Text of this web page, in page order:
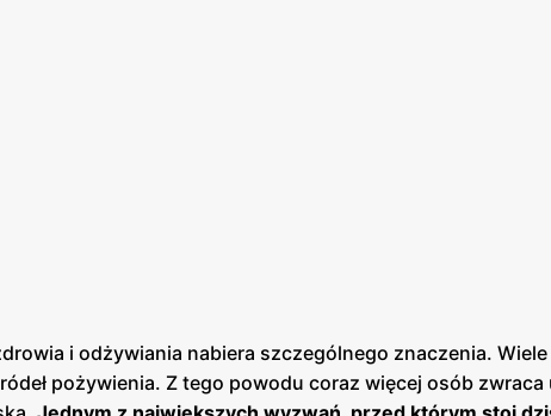
i odżywiania nabiera szczególnego znaczenia.
pożywienia. Z tego powodu coraz więcej osób